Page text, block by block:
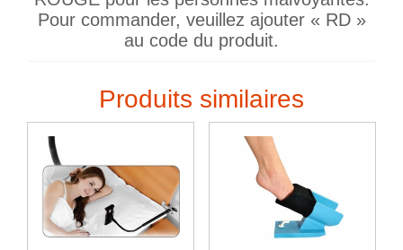
Pour commander, veuillez ajouter « RD »
au code du produit.
Produits similaires